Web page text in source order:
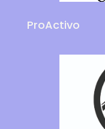
ProActivo